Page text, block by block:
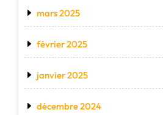
mars 2025
février 2025
janvier 2025
décembre 2024